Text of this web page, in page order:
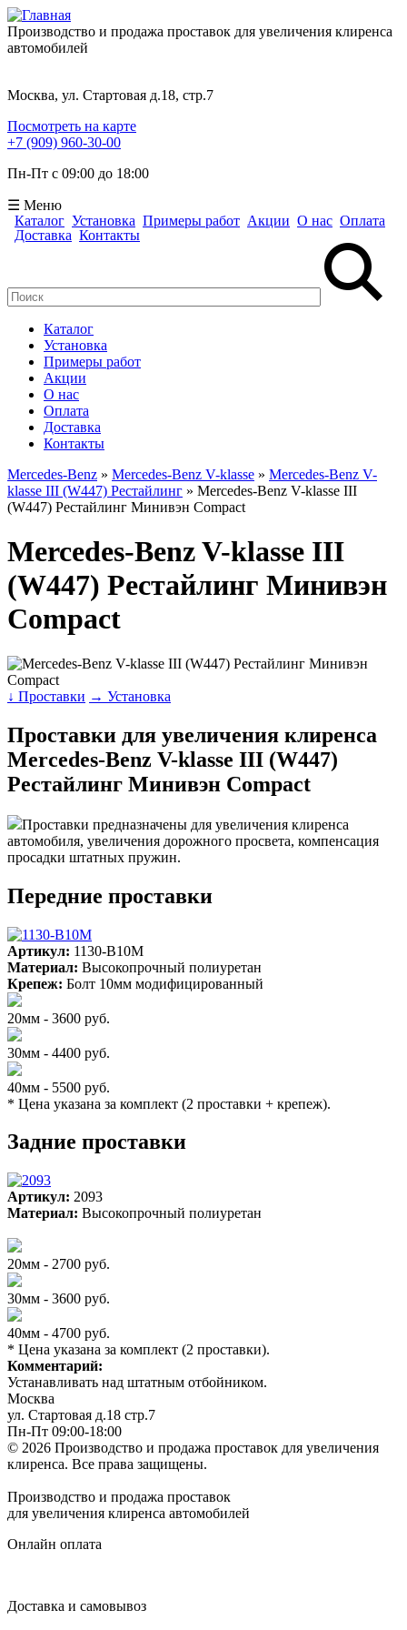
Производство и продажа проставок для увеличения клиренса
автомобилей
Москва, ул. Стартовая д.18, стр.7
Посмотреть на карте
+7 (909) 960-30-00
Пн-Пт с 09:00 до 18:00
☰ Меню
Каталог Установка Примеры работ Акции О нас Оплата
Доставка Контакты
Каталог
Установка
Примеры работ
Акции
О нас
Оплата
Доставка
Контакты
Mercedes-Benz » Mercedes-Benz V-klasse » Mercedes-Benz V-
klasse III (W447) Рестайлинг » Mercedes-Benz V-klasse III
(W447) Рестайлинг Минивэн Compact
Mercedes-Benz V-klasse III
(W447) Рестайлинг Минивэн
Compact
↓ Проставки → Установка
Проставки для увеличения клиренса
Mercedes-Benz V-klasse III (W447)
Рестайлинг Минивэн Compact
Проставки предназначены для увеличения клиренса
автомобиля, увеличения дорожного просвета, компенсация
просадки штатных пружин.
Передние проставки
Артикул: 1130-B10M
Материал: Высокопрочный полиуретан
Крепеж: Болт 10мм модифицированный
20мм - 3600 руб.
30мм - 4400 руб.
40мм - 5500 руб.
* Цена указана за комплект (2 проставки + крепеж).
Задние проставки
Артикул: 2093
Материал: Высокопрочный полиуретан
20мм - 2700 руб.
30мм - 3600 руб.
40мм - 4700 руб.
* Цена указана за комплект (2 проставки).
Комментарий:
Устанавливать над штатным отбойником.
Москва
ул. Стартовая д.18 стр.7
Пн-Пт 09:00-18:00
© 2026 Производство и продажа проставок для увеличения
клиренса. Все права защищены.
Производство и продажа проставок
для увеличения клиренса автомобилей
Онлайн оплата
Доставка и самовывоз